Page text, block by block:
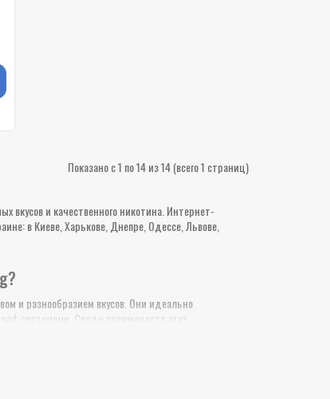
Показано с 1 по 14 из 14 (всего 1 страниц)
и качественного никотина. Интернет-
в Киеве, Харькове, Днепре, Одессе, Львове,
и разнообразием вкусов. Они идеально
системами. Среди преимуществ этих
не вызывая раздражения. Это особенно важно